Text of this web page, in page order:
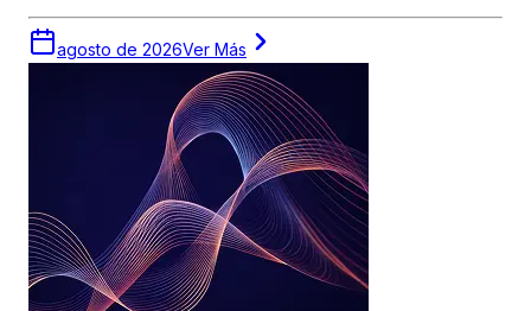
emergentes y las economías en desarrollo está mostrando
fuertes proyecciones de crecimiento.
agosto de 2026Ver Más